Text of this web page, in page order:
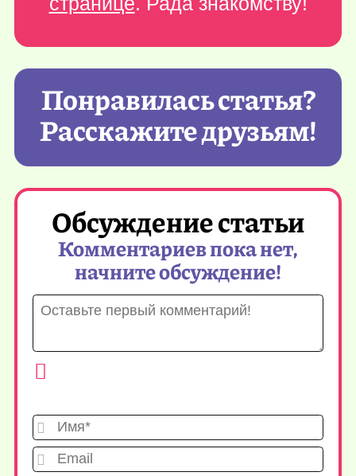
Понравилась статья?
Расскажите друзьям!
Обсуждение статьи
Комментариев пока нет,
начните обсуждение!
Имя*